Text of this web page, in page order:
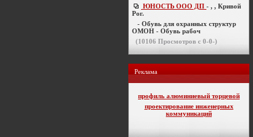
ЮНОСТЬ ООО ДП - , , Кривой
Рог.
- Обувь для охранных структур
ОМОН - Обувь рабоч
(10106 Просмотров с 0-0-)
Реклама
профиль алюминиевый торцевой
проектирование инженерных
коммуникаций